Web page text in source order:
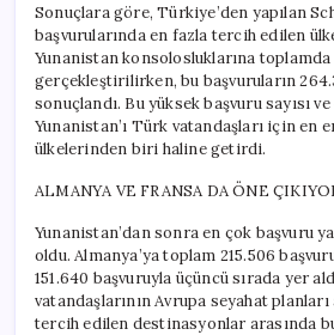
Sonuçlara göre, Türkiye’den yapılan
başvurularında en fazla tercih edilen
Yunanistan konsolosluklarına toplamda
gerçekleştirilirken, bu başvuruların
sonuçlandı. Bu yüksek başvuru sayısı
Yunanistan’ı Türk vatandaşları için en
ülkelerinden biri haline getirdi.
ALMANYA VE FRANSA DA ÖNE
Yunanistan’dan sonra en çok başvuru
oldu. Almanya’ya toplam 215.506
151.640 başvuruyla üçüncü sırada yer
vatandaşlarının Avrupa seyahat
tercih edilen destinasyonlar arasında